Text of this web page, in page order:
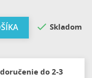
 Skladom
do 2-3